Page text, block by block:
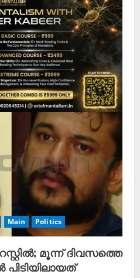
Main Politics
മൂന്ന് ദിവസത്തെ
പിടിയിലായത്